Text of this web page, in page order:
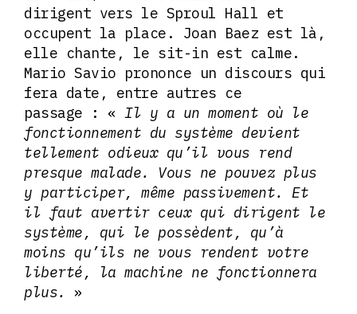
dirigent vers le Sproul Hall et
occupent la place. Joan Baez est là,
elle chante, le sit-in est calme.
Mario Savio prononce un discours qui
fera date, entre autres ce
passage : « Il y a un moment où le
fonctionnement du système devient
tellement odieux qu’il vous rend
presque malade. Vous ne pouvez plus
y participer, même passivement. Et
il faut avertir ceux qui dirigent le
système, qui le possèdent, qu’à
moins qu’ils ne vous rendent votre
liberté, la machine ne fonctionnera
plus.
»